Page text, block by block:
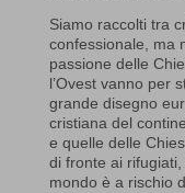
Siamo raccolti tra
confessionale, ma
passione delle
l’Ovest vanno per
grande disegno
cristiana del
e quelle delle
di fronte ai
mondo è a rischio